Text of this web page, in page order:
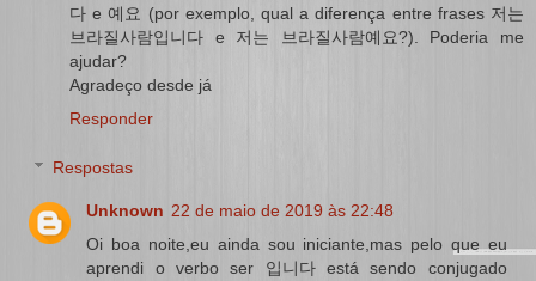
다 e 예요 (por exemplo, qual a diferença entre frases 저는
브라질사람입니다 e 저는 브라질사람예요?). Poderia me
ajudar?
Agradeço desde já
Responder
Respostas
Unknown 22 de maio de 2019 às 22:48
Oi boa noite,eu ainda sou iniciante,mas pelo que eu
aprendi o verbo ser 입니다 está sendo conjugado